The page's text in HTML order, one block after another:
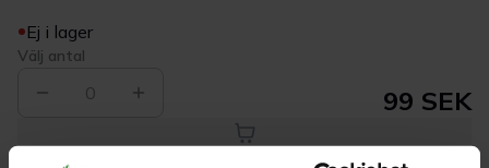
Ej i lager
Välj antal
0 99 SEK